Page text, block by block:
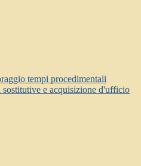
tempi procedimentali
e acquisizione d'ufficio